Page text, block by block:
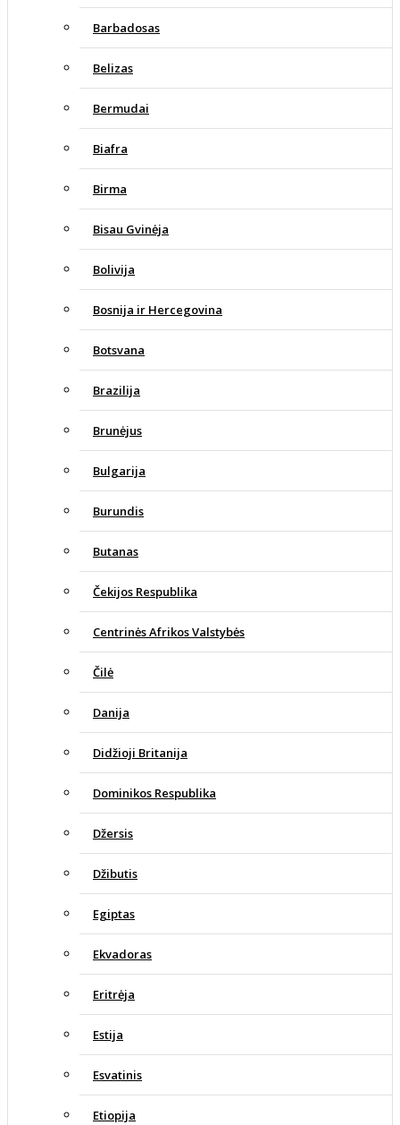
Barbadosas
Belizas
Bermudai
Biafra
Birma
Bisau Gvinėja
Bolivija
Bosnija ir Hercegovina
Botsvana
Brazilija
Brunėjus
Bulgarija
Burundis
Butanas
Čekijos Respublika
Centrinės Afrikos Valstybės
Čilė
Danija
Didžioji Britanija
Dominikos Respublika
Džersis
Džibutis
Egiptas
Ekvadoras
Eritrėja
Estija
Esvatinis
Etiopija